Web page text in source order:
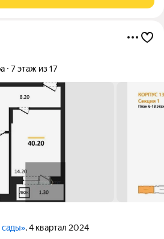
7 этаж из 17
, 4 квартал 2024